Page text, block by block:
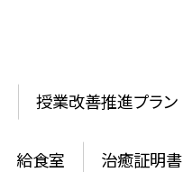
授業改善推進プラン
給食室 治癒証明書